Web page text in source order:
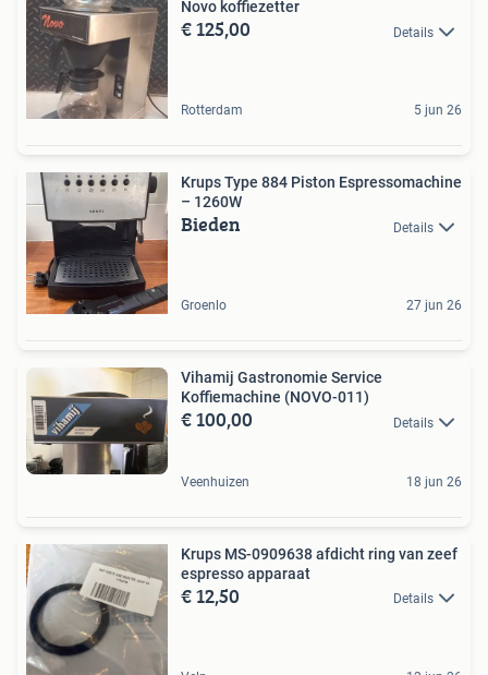
Novo koffiezetter
€ 125,00 Details
Rotterdam 5 jun 26
Krups Type 884 Piston Espressomachine
– 1260W
Bieden Details
Groenlo 27 jun 26
Vihamij Gastronomie Service
Koffiemachine (NOVO-011)
€ 100,00 Details
Veenhuizen 18 jun 26
Krups MS-0909638 afdicht ring van zeef
espresso apparaat
€ 12,50 Details